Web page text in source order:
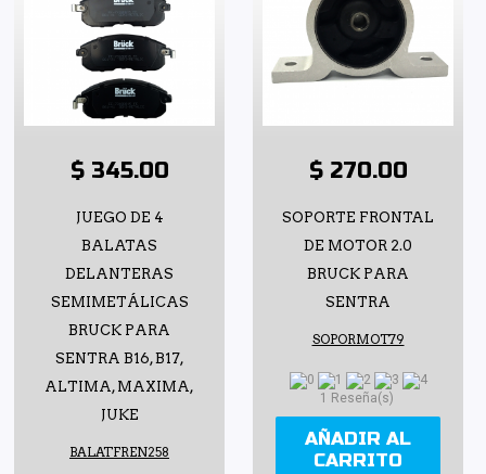
$ 345.00
JUEGO DE 4
BALATAS
DELANTERAS
SEMIMETÁLICAS
BRUCK PARA
SENTRA B16, B17,
ALTIMA, MAXIMA,
JUKE
BALATFREN258
$ 270.00
SOPORTE FRONTAL
DE MOTOR 2.0
BRUCK PARA
SENTRA
SOPORMOT79
1 Reseña(s)
AÑADIR AL
CARRITO